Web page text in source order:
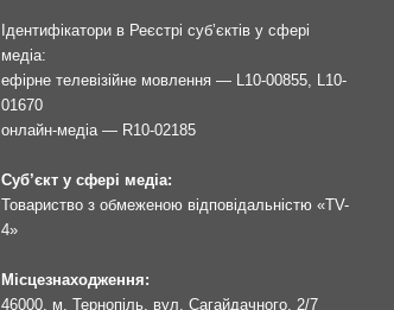
Ідентифікатори в Реєстрі суб’єктів у сфері
медіа:
ефірне телевізійне мовлення — L10-00855, L10-
01670
онлайн-медіа — R10-02185
Суб’єкт у сфері медіа:
Товариство з обмеженою відповідальністю «TV-
4»
Місцезнаходження:
46000, м. Тернопіль, вул. Сагайдачного, 2/7